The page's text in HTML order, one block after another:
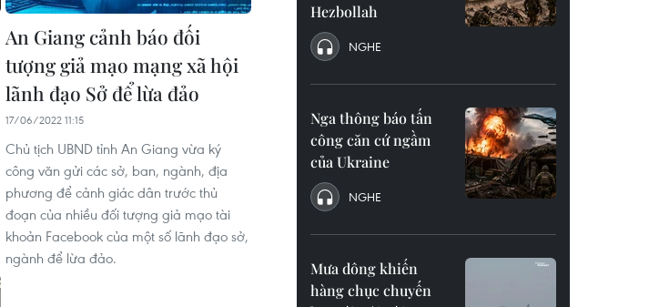
An Giang cảnh báo đối
tượng giả mạo mạng xã hội
lãnh đạo Sở để lừa đảo
17/06/2022 11:15
Chủ tịch UBND tỉnh An Giang vừa ký
công văn gửi các sở, ban, ngành, địa
phương để cảnh giác dân trước thủ
đoạn của nhiều đối tượng giả mạo tài
khoản Facebook của một số lãnh đạo sở,
ngành để lừa đảo.
Hezbollah
NGHE
Nga thông báo tấn
công căn cứ ngầm
của Ukraine
NGHE
Mưa dông khiến
hàng chục chuyến